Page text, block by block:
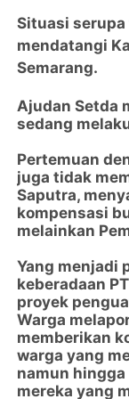
Situasi
mendatangi
Semarang.
Ajudan Setda
sedang
Pertemuan
juga tidak
Saputra,
kompensasi
melainkan
Yang menjadi
keberadaan
proyek
Warga
memberikan
warga yang
namun
mereka yang